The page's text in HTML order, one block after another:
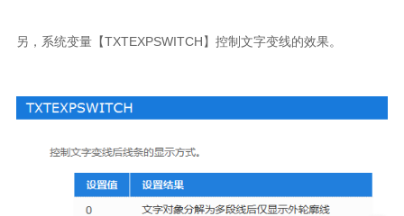
另，系统变量【TXTEXPSWITCH】控制文字变线的效果。